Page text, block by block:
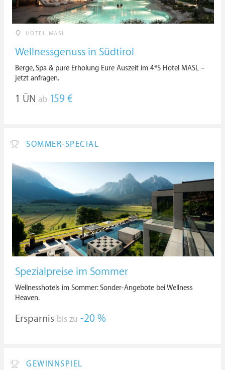
HOTEL MASL
Wellnessgenuss in Südtirol
Berge, Spa & pure Erholung Eure Auszeit im 4*S Hotel MASL –
jetzt anfragen.
1 ÜN ab 159 €
SOMMER-SPECIAL
Spezialpreise im Sommer
Wellnesshotels im Sommer: Sonder-Angebote bei Wellness
Heaven.
Ersparnis bis zu -20 %
GEWINNSPIEL